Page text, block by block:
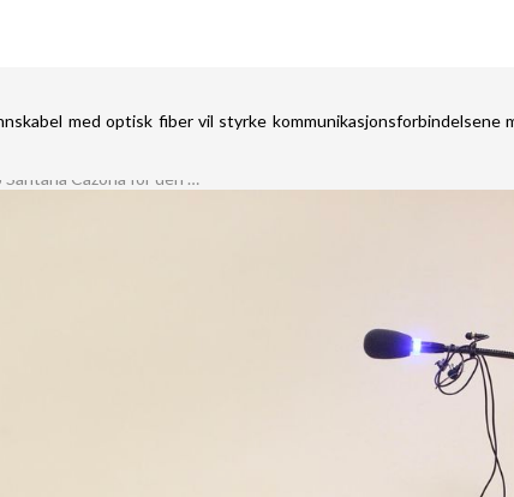
med optisk fiber vil styrke kommunikasjonsforbindelsene
Høyesterett har frikjent Santiago Santana Cazorla for den påståtte tilegnelsen av en båt knyttet til Anfi del Mar